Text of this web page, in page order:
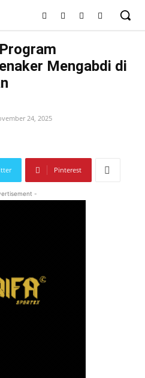
Mengabdi di
24, 2025
Pinterest
-